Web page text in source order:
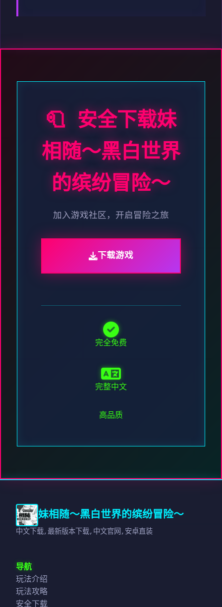
🧻 安全下载妹
相随～黑白世界
的缤纷冒险～
加入游戏社区，开启冒险之旅
下载游戏
完全免费
完整中文
高品质
妹相随～黑白世界的缤纷冒险～
中文下载,最新版本下载,中文官网,安卓直装
导航
玩法介绍
玩法攻略
安全下载